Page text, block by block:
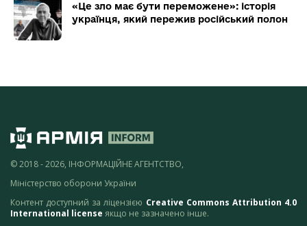
«Це зло має бути переможене»: історія
українця, який пережив російський полон
© 2018 - 2026, ІНФОРМАЦІЙНЕ АГЕНТСТВО,
Міністерство оборони України
Контент доступний за ліцензією Creative Commons Attribution 4.0
International license якщо не зазначено інше.